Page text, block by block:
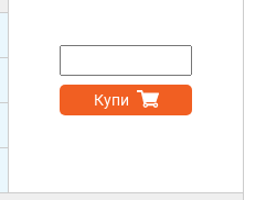
Купи